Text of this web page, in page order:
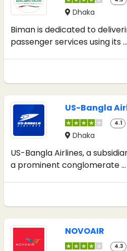
Dhaka
Biman is dedicated to
passenger services using its ...
US-Bangla
4.1
Dhaka
US-Bangla Airlines, a
a prominent conglomerate ...
NOVOAIR
4.3